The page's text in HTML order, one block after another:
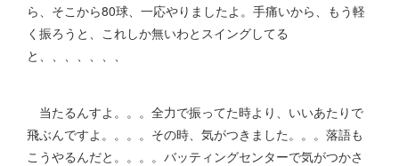
ら、そこから80球、一応やりましたよ。手痛いから、もう軽
く振ろうと、これしか無いわとスイングしてる
と、、、、、、、
当たるんすよ。。。全力で振ってた時より、いいあたりで
飛ぶんですよ。。。。その時、気がつきました。。。落語も
こうやるんだと。。。。バッティングセンターで気がつかさ